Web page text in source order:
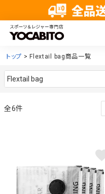
トップ Flextail bag商品一覧
6